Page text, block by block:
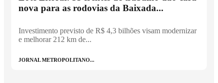
nova para as rodovias da Baixada...
Investimento previsto de R$ 4,3 bilhões visam modernizar
e melhorar 212 km de...
JORNAL METROPOLITANO...